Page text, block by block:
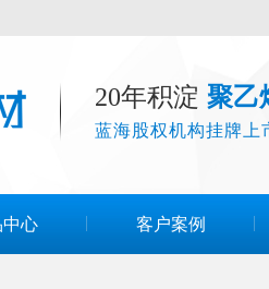
20年积淀 聚乙
蓝海股权机构挂牌上
中心 客户案例